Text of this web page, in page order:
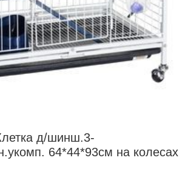
увеличить
д/шинш.3-
64*44*93см на колесах